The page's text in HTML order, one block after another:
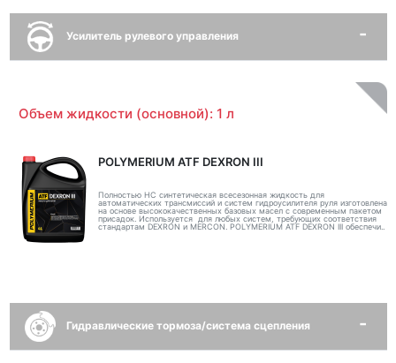
Усилитель рулевого управления
Объем жидкости (основной): 1 л
POLYMERIUM ATF DEXRON III
Полностью НС синтетическая всесезонная жидкость для
автоматических трансмиссий и систем гидроусилителя руля изготовлена
на основе высококачественных базовых масел с современным пакетом
присадок. Используется для любых систем, требующих соответствия
стандартам DEXRON и MERCON. POLYMERIUM ATF DEXRON III обеспечи..
Гидравлические тормоза/система сцепления